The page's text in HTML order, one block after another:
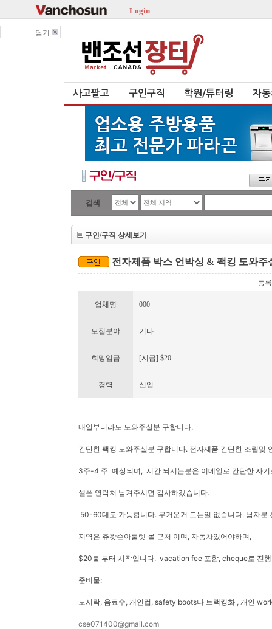
Login
닫기
사고팔고 구인구직 학원/튜터링 자
검색
구인/구직 상세보기
전자제품 박스 언박싱 & 팩킹 도와주
등
업체명 000
모집분야 기타
희망임금 [시급] $20
경력 신입
내일부터라도 도와주실분 구합니다.
간단한 팩킹 도와주실분 구합니다. 전자제품 간단한 조립및
3주-4 주 예상되며, 시간 되시는분은 이메일로 간단한 자기
셀폰 연락처 남겨주시면 감사하겠습니다.
50-60대도 가능합니다. 무거운거 드는일 없습니다. 남자분
지역은 츄왓슨아룰렛 몰 근처 이며, 자동차있어야하며,
$20불 부터 시작입니다. vacation fee 포함, cheque로 진
준비물:
도시락, 음료수, 개인컵, safety boots나 트랙킹화 , 개인
cse071400@gmail.com